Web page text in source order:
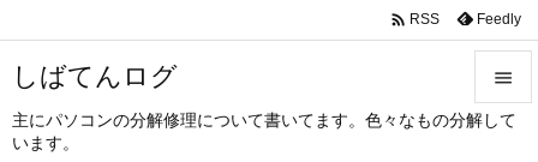
しばてんログ
主にパソコンの分解修理について書いてます。色々なもの分解して
います。


 RSS Feedly